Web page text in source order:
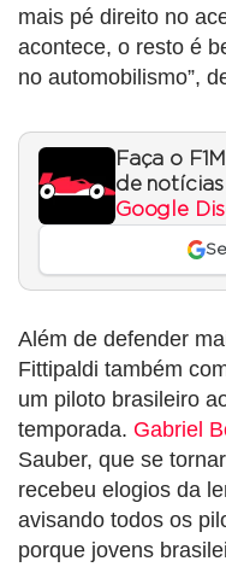
mais pé direito no
acontece, o resto é
no automobilismo”,
Faça o
de
Google
Além de defender
Fittipaldi também
um piloto brasileiro
temporada. Gabriel
Sauber, que se
recebeu elogios da
avisando todos os
porque jovens